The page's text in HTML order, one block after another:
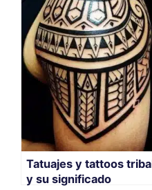
Tatuajes y tattoos
y su significado